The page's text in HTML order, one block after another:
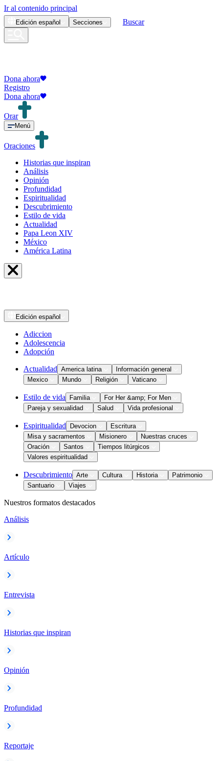
Ir al contenido principal
Edición español Secciones Buscar
Dona ahora
Registro
Dona ahora
Orar
Menú
Oraciones
Historias que inspiran
Análisis
Opinión
Profundidad
Espiritualidad
Descubrimiento
Estilo de vida
Actualidad
Papa Leon XIV
México
América Latina
Edición español
Adiccion
Adolescencia
Adopción
Actualidad America latina
Información general
Mexico
Mundo Religión Vaticano
Estilo de vida Familia
For Her &amp; For Men
Pareja y sexualidad
Salud Vida profesional
Espiritualidad Devocion
Escritura
Misa y sacramentos
Misionero
Nuestras cruces
Oración
Santos
Tiempos litúrgicos
Valores espiritualidad
Descubrimiento Arte Cultura Historia
Patrimonio
Santuario
Viajes
Nuestros formatos destacados
Análisis
Artículo
Entrevista
Historias que inspiran
Opinión
Profundidad
Reportaje